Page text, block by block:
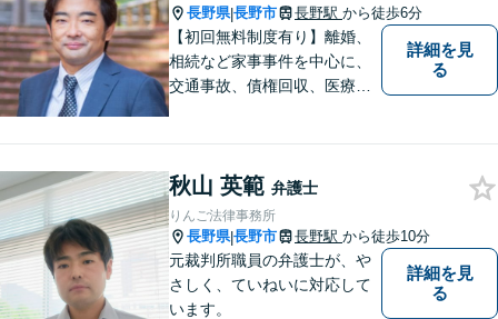
長野県|長野市 長野駅 から徒歩6分
【初回無料制度有り】離婚、
相続など家事事件を中心に、
交通事故、債権回収、医療過
詳細を見
る
秋山 英範 弁護士
りんご法律事務所
長野県|長野市 長野駅 から徒歩10分
元裁判所職員の弁護士が、や
さしく、ていねいに対応して
います。
詳細を見
る